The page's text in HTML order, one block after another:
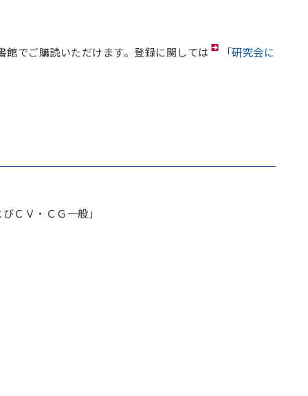
でご購読いただけます。登録に関しては
「研究会に
ＣＶ・ＣＧ一般」